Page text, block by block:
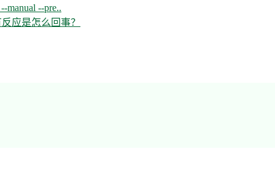
manual --pre..
应是怎么回事？